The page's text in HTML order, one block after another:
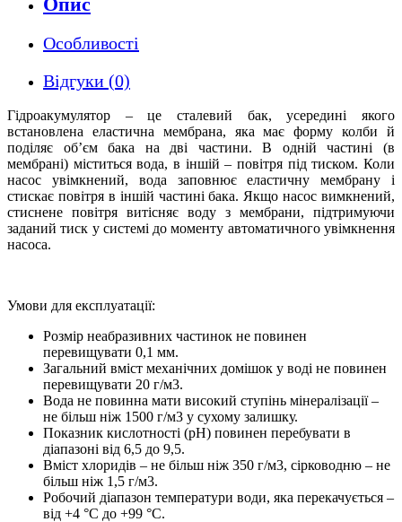
Особливості
Відгуки (0)
Гідроакумулятор – це сталевий бак, усередині якого
встановлена еластична мембрана, яка має форму колби й
поділяє об’єм бака на дві частини. В одній частині (в
мембрані) міститься вода, в іншій – повітря під тиском. Коли
насос увімкнений, вода заповнює еластичну мембрану і
стискає повітря в іншій частині бака. Якщо насос вимкнений,
стиснене повітря витісняє воду з мембрани, підтримуючи
заданий тиск у системі до моменту автоматичного увімкнення
насоса.
Умови для експлуатації:
Розмір неабразивних частинок не повинен
перевищувати 0,1 мм.
Загальний вміст механічних домішок у воді не повинен
перевищувати 20 г/м3.
Вода не повинна мати високий ступінь мінералізації –
не більш ніж 1500 г/м3 у сухому залишку.
Показник кислотності (pH) повинен перебувати в
діапазоні від 6,5 до 9,5.
Вміст хлоридів – не більш ніж 350 г/м3, сірководню – не
більш ніж 1,5 г/м3.
Робочий діапазон температури води, яка перекачується –
від +4 °C до +99 °C.